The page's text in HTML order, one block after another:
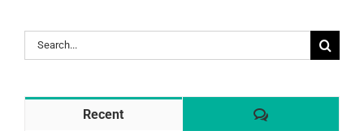
Search
for:
Recent Comentaris